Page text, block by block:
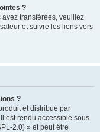
?
transférées, veuillez
et suivre les liens vers
?
et distribué par
est rendu accessible sous
2.0) » et peut être